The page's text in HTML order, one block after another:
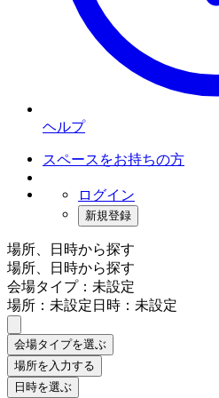
ヘルプ
スペースをお持ちの方
ログイン
新規登録
場所、日時から探す
場所、日時から探す
会場タイプ：未設定
場所：未設定日時：未設定
会場タイプを選ぶ
場所を入力する
日時を選ぶ